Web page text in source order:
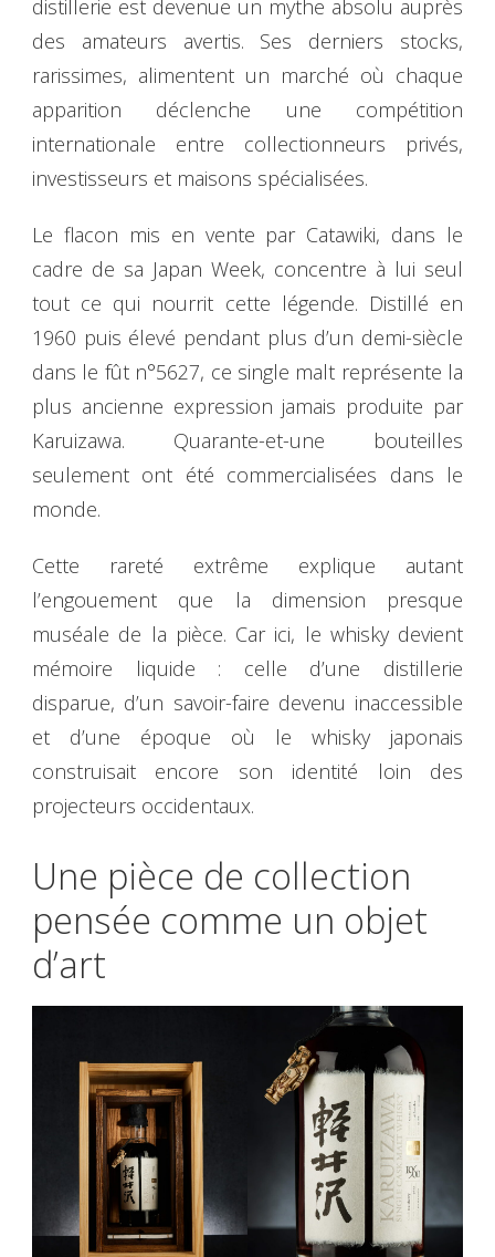
distillerie est devenue un mythe absolu auprès
des amateurs avertis. Ses derniers stocks,
rarissimes, alimentent un marché où chaque
apparition déclenche une compétition
internationale entre collectionneurs privés,
investisseurs et maisons spécialisées.
Le flacon mis en vente par Catawiki, dans le
cadre de sa Japan Week, concentre à lui seul
tout ce qui nourrit cette légende. Distillé en
1960 puis élevé pendant plus d’un demi-siècle
dans le fût n°5627, ce single malt représente la
plus ancienne expression jamais produite par
Karuizawa. Quarante-et-une bouteilles
seulement ont été commercialisées dans le
monde.
Cette rareté extrême explique autant
l’engouement que la dimension presque
muséale de la pièce. Car ici, le whisky devient
mémoire liquide : celle d’une distillerie
disparue, d’un savoir-faire devenu inaccessible
et d’une époque où le whisky japonais
construisait encore son identité loin des
projecteurs occidentaux.
Une pièce de collection
pensée comme un objet
d’art